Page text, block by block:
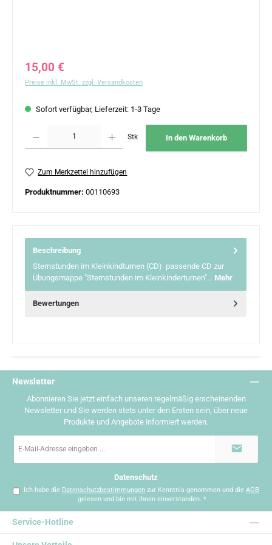
Regulärer Preis:
15,00 €
Preise inkl. MwSt. zzgl. Versandkosten
Sofort verfügbar, Lieferzeit: 1-3 Tage
Stk In den Warenkorb
Zum Merkzettel hinzufügen
Produktnummer: 00110693
Beschreibung
Sternstunden im Kleinkindturnen (CD) passende CD zur
Übungsmappe "Sternstunden im Kleinkinderturnen"… Mehr
Bewertungen
Newsletter
Abonnieren Sie jetzt einfach unseren regelmäßig erscheinenden
Newsletter und Sie werden stets unter den Ersten sein, über neue
Produkte und Angebote informiert werden.
Mail-
Datenschutz
Ich habe die Datenschutzbestimmungen zur Kenntnis genommen und dieAGB
gelesen und bin mit ihnen einverstanden. *
Service-Hotline